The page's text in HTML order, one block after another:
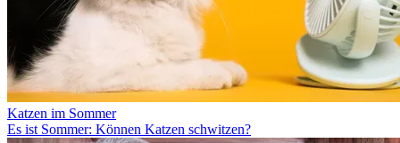
Katzen im Sommer
Es ist Sommer: Können Katzen schwitzen?